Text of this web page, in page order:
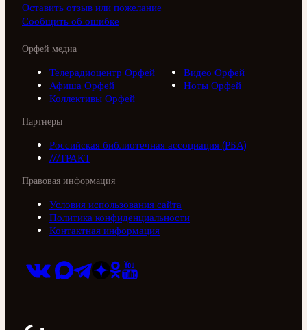
Оставить отзыв или пожелание
Сообщить об ошибке
Орфей медиа
Телерадиоцентр Орфей
Видео Орфей
Афиша Орфей
Ноты Орфей
Коллективы Орфей
Партнеры
Российская библиотечная ассоциация (РБА)
///ТРАКТ
Правовая информация
Условия использования сайта
Политика конфиденциальности
Контактная информация